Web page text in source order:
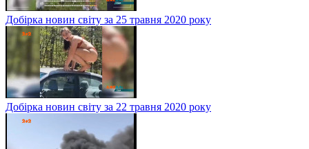
Добірка новин світу за 25 травня 2020 року
Добірка новин світу за 22 травня 2020 року